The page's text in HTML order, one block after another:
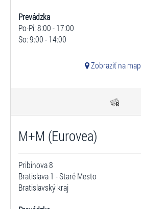
Prevádzka
Po-Pi: 8:00 - 17:00
So: 9:00 - 14:00
Zobraziť na
M+M (Eurovea)
Pribinova 8
Bratislava 1 - Staré Mesto
Bratislavský kraj